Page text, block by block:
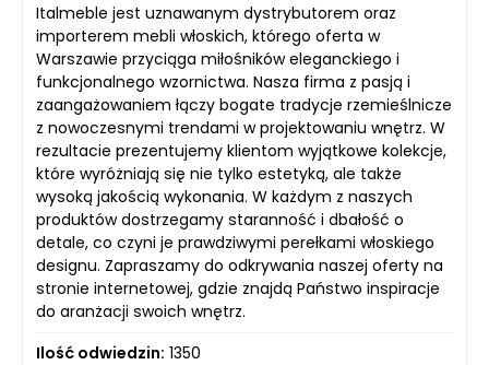
Italmeble jest uznawanym dystrybutorem oraz
importerem mebli włoskich, którego oferta w
Warszawie przyciąga miłośników eleganckiego i
funkcjonalnego wzornictwa. Nasza firma z pasją i
zaangażowaniem łączy bogate tradycje rzemieślnicze
z nowoczesnymi trendami w projektowaniu wnętrz. W
rezultacie prezentujemy klientom wyjątkowe kolekcje,
które wyróżniają się nie tylko estetyką, ale także
wysoką jakością wykonania. W każdym z naszych
produktów dostrzegamy staranność i dbałość o
detale, co czyni je prawdziwymi perełkami włoskiego
designu. Zapraszamy do odkrywania naszej oferty na
stronie internetowej, gdzie znajdą Państwo inspiracje
do aranżacji swoich wnętrz.
Ilość odwiedzin: 1350